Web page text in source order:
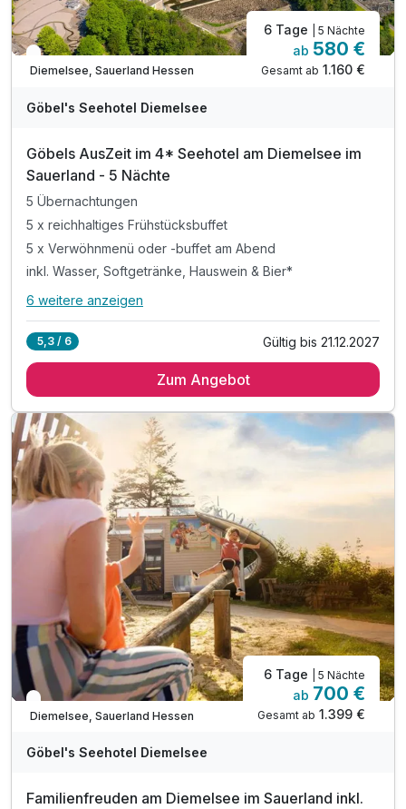
WAR
202
Engpass im April
Diemelsee, Sauerland Hessen
6 Tage | 5 Nächte
ab 580 €
Gesamt ab 1.160 €
Göbel's Seehotel Diemelsee
Göbels AusZeit im 4* Seehotel am Diemelsee im
Sauerland - 5 Nächte
5 Übernachtungen
5 x reichhaltiges Frühstücksbuffet
5 x Verwöhnmenü oder -buffet am Abend
inkl. Wasser, Softgetränke, Hauswein & Bier*
Alle Inklusivleistungen
5 x reichhaltiges Frühstücksbuffet
inkl. Wasser, Softgetränke, Hauswein & Bier*
inkl. Wohlfühlbademantel und Badetasche
inkl. Wellnesszeit im über 400 m² großen "Sea SPA"
inkl. Außenpool im Chaletpark von Apr bis Okt
inkl. Nutzung der Saunalandschaft im Hotel
inkl. Außen-Sauna mit Blick auf den Diemelsee
inkl. Indoorspielhalle „Sharkie Island" für Kinder
6 weitere anzeigen
5,3 / 6 Gültig bis 21.12.2027
Zum Angebot
WAR
202
Engpass im April
Diemelsee, Sauerland Hessen
6 Tage | 5 Nächte
ab 700 €
Gesamt ab 1.399 €
Göbel's Seehotel Diemelsee
Familienfreuden am Diemelsee im Sauerland inkl.